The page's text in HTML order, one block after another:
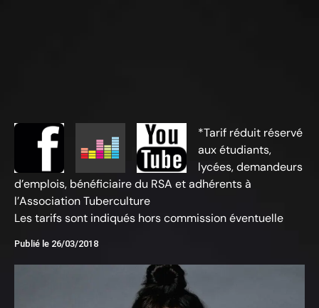
*Tarif réduit réservé
aux étudiants,
lycées, demandeurs
d’emplois, bénéficiaire du RSA et adhérents à
l’Association Tuberculture
Les tarifs sont indiqués hors commission éventuelle
Publié le 26/03/2018